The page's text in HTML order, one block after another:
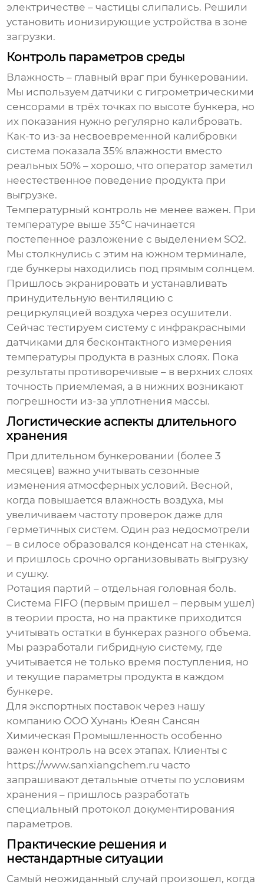
электричестве – частицы слипались. Решили
установить ионизирующие устройства в зоне
загрузки.
Контроль параметров среды
Влажность – главный враг при бункеровании.
Мы используем датчики с гигрометрическими
сенсорами в трёх точках по высоте бункера, но
их показания нужно регулярно калибровать.
Как-то из-за несвоевременной калибровки
система показала 35% влажности вместо
реальных 50% – хорошо, что оператор заметил
неестественное поведение продукта при
выгрузке.
Температурный контроль не менее важен. При
температуре выше 35°C начинается
постепенное разложение с выделением SO2.
Мы столкнулись с этим на южном терминале,
где бункеры находились под прямым солнцем.
Пришлось экранировать и устанавливать
принудительную вентиляцию с
рециркуляцией воздуха через осушители.
Сейчас тестируем систему с инфракрасными
датчиками для бесконтактного измерения
температуры продукта в разных слоях. Пока
результаты противоречивые – в верхних слоях
точность приемлемая, а в нижних возникают
погрешности из-за уплотнения массы.
Логистические аспекты длительного
хранения
При длительном бункеровании (более 3
месяцев) важно учитывать сезонные
изменения атмосферных условий. Весной,
когда повышается влажность воздуха, мы
увеличиваем частоту проверок даже для
герметичных систем. Один раз недосмотрели
– в силосе образовался конденсат на стенках,
и пришлось срочно организовывать выгрузку
и сушку.
Ротация партий – отдельная головная боль.
Система FIFO (первым пришел – первым ушел)
в теории проста, но на практике приходится
учитывать остатки в бункерах разного объема.
Мы разработали гибридную систему, где
учитывается не только время поступления, но
и текущие параметры продукта в каждом
бункере.
Для экспортных поставок через нашу
компанию OOO Хунань Юеян Сансян
Химическая Промышленность особенно
важен контроль на всех этапах. Клиенты с
https://www.sanxiangchem.ru часто
запрашивают детальные отчеты по условиям
хранения – пришлось разработать
специальный протокол документирования
параметров.
Практические решения и
нестандартные ситуации
Самый неожиданный случай произошел, когда